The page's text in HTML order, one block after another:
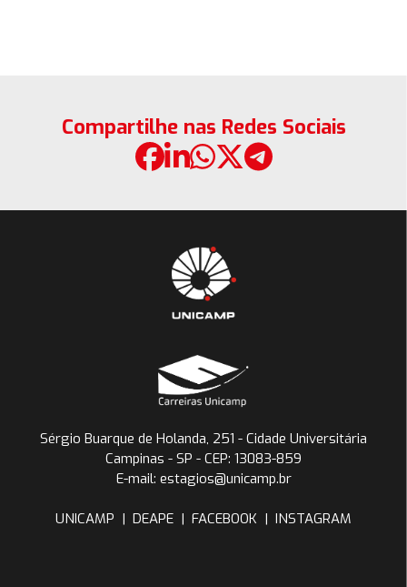
Compartilhe nas Redes Sociais
Sérgio Buarque de Holanda, 251 - Cidade Universitária
Campinas - SP - CEP: 13083-859
E-mail: estagios@unicamp.br
UNICAMP | DEAPE | FACEBOOK | INSTAGRAM